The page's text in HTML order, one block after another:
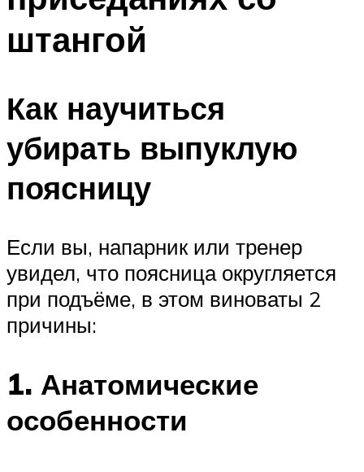
штангой
Как научиться
убирать выпуклую
поясницу
Если вы, напарник или тренер
увидел, что поясница округляется
при подъёме, в этом виноваты 2
причины:
1. Анатомические
особенности